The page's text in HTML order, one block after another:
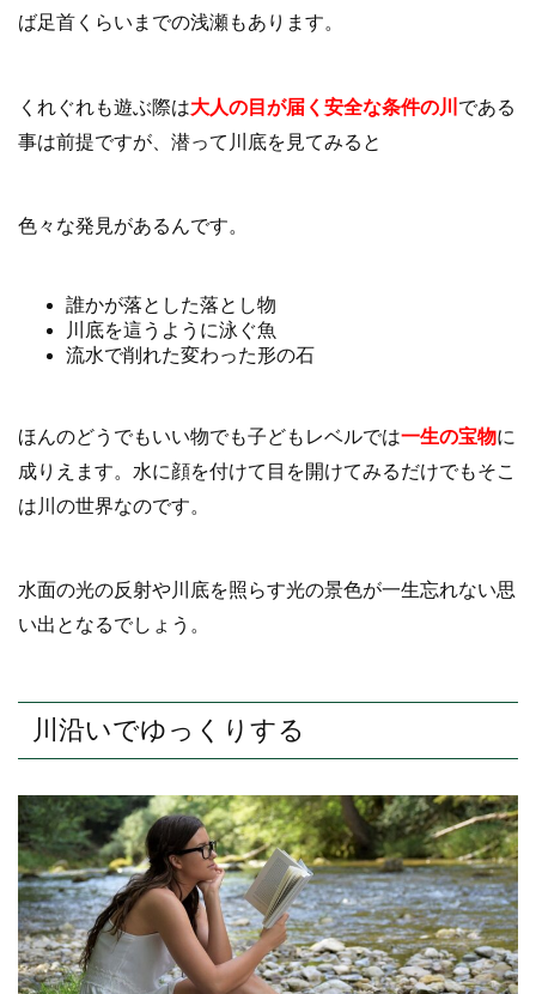
ば足首くらいまでの浅瀬もあります。
くれぐれも遊ぶ際は大人の目が届く安全な条件の川 である
事は前提ですが、潜って川底を見てみると
色々な発見があるんです。
誰かが落とした落とし物
川底を這うように泳ぐ魚
流水で削れた変わった形の石
ほんのどうでもいい物でも子どもレベルでは一生の宝物に
成りえます。水に顔を付けて目を開けてみるだけでもそこ
は川の世界なのです。
水面の光の反射や川底を照らす光の景色が一生忘れない思
い出となるでしょう。
川沿いでゆっくりする